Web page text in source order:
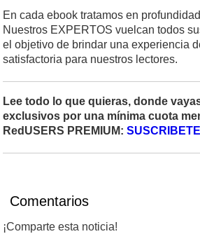
En cada ebook tratamos en
Nuestros EXPERTOS vuelcan todos
el objetivo de brindar una experiencia
satisfactoria para nuestros lectores.
Lee todo lo que quieras, donde
exclusivos por una mínima cuota
RedUSERS PREMIUM:
Comentarios
¡Comparte esta noticia!